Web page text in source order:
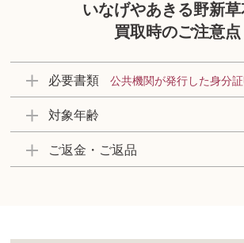
いなげやあきる野新
買取時のご注意点
必要書類 公共機関が発行した身分
対象年齢
ご返金・ご返品